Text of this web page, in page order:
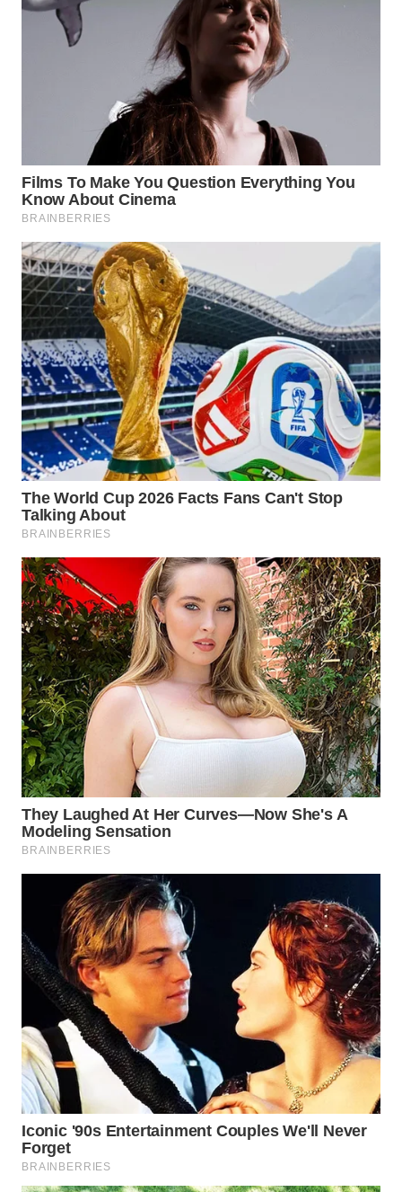
WN
BOROBUDUR
SURABAYA
WN
NATUNA
WN
BINTAN
WN
MANDALIKA
WN
LIKUPANG
WN
LABUANBAJO
WN
BORNEO
Wahana
Media
Group
WAHANA
NEWS
WAHANA
TANI
WAHANA
ADVOKAT
WAHANA
INFRASTRUKTUR
WAHANA
KONSUMEN
WAHANA
LISTRIK
WAHANA
TRAVEL
WAHANA
TV